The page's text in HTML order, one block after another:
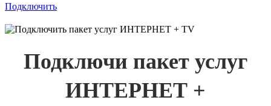
Подключить
Подключи пакет услуг
ИНТЕРНЕТ +